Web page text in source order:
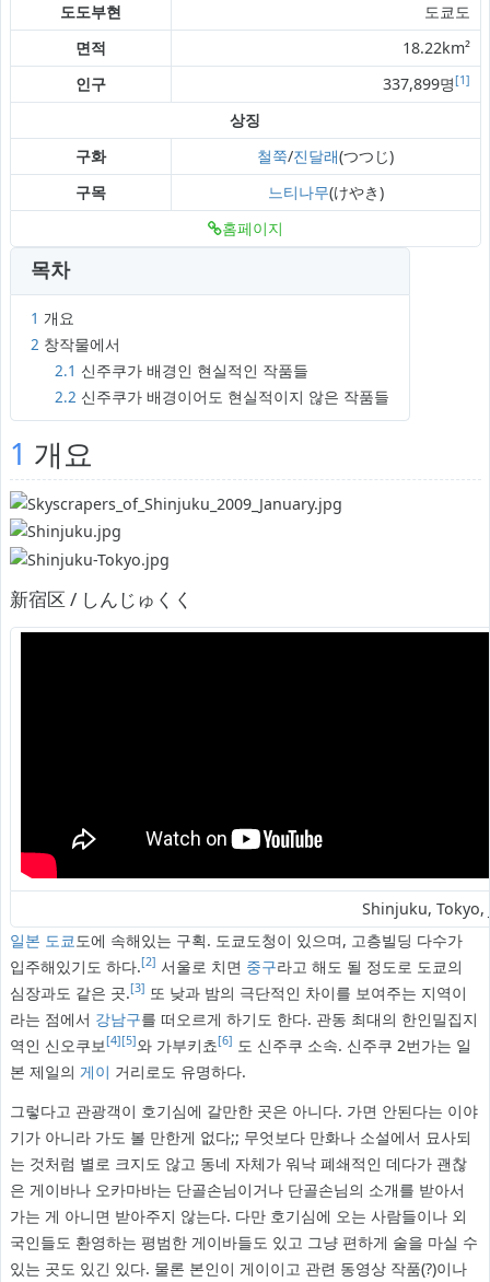
도도부현
도쿄도
면적
18.22km²
인구
337,899명[1]
상징
구화
철쭉/진달래(つつじ)
구목
느티나무(けやき)
홈페이지
목차
1 개요
2 창작물에서
2.1 신주쿠가 배경인 현실적인 작품들
2.2 신주쿠가 배경이어도 현실적이지 않은 작품들
1 개요
新宿区 / しんじゅくく
Shinjuku, Tokyo,
일본 도쿄 도에 속해있는 구획. 도쿄도청이 있으며, 고층빌딩 다수가
입주해있기도 하다.[2] 서울로 치면 중구라고 해도 될 정도로 도쿄의
심장과도 같은 곳.[3] 또 낮과 밤의 극단적인 차이를 보여주는 지역이
라는 점에서 강남구를 떠오르게 하기도 한다. 관동 최대의 한인밀집지
역인 신오쿠보[4][5]와 가부키쵸[6] 도 신주쿠 소속. 신주쿠 2번가는 일
본 제일의 게이 거리로도 유명하다.
그렇다고 관광객이 호기심에 갈만한 곳은 아니다. 가면 안된다는 이야
기가 아니라 가도 볼 만한게 없다;; 무엇보다 만화나 소설에서 묘사되
는 것처럼 별로 크지도 않고 동네 자체가 워낙 폐쇄적인 데다가 괜찮
은 게이바나 오카마바는 단골손님이거나 단골손님의 소개를 받아서
가는 게 아니면 받아주지 않는다. 다만 호기심에 오는 사람들이나 외
국인들도 환영하는 평범한 게이바들도 있고 그냥 편하게 술을 마실 수
있는 곳도 있긴 있다. 물론 본인이 게이이고 관련 동영상 작품(?)이나